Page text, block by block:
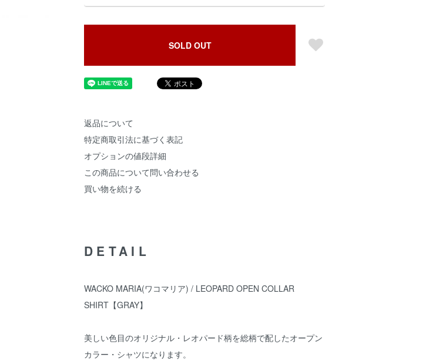
SOLD OUT
返品について
特定商取引法に基づく表記
オプションの値段詳細
この商品について問い合わせる
買い物を続ける
DETAIL
WACKO MARIA(ワコマリア) / LEOPARD OPEN COLLAR
SHIRT【GRAY】
美しい色目のオリジナル・レオパード柄を総柄で配したオープン
カラー・シャツになります。